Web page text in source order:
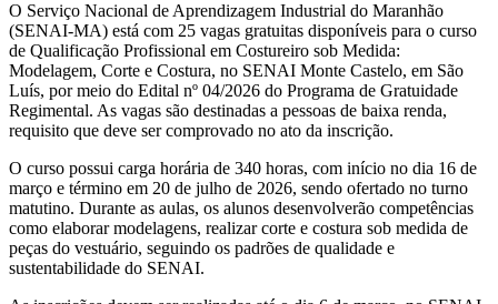
O Serviço Nacional de Aprendizagem Industrial do Maranhão
(SENAI-MA) está com 25 vagas gratuitas disponíveis para o curso
de Qualificação Profissional em Costureiro sob Medida:
Modelagem, Corte e Costura, no SENAI Monte Castelo, em São
Luís, por meio do Edital nº 04/2026 do Programa de Gratuidade
Regimental. As vagas são destinadas a pessoas de baixa renda,
requisito que deve ser comprovado no ato da inscrição.
O curso possui carga horária de 340 horas, com início no dia 16 de
março e término em 20 de julho de 2026, sendo ofertado no turno
matutino. Durante as aulas, os alunos desenvolverão competências
como elaborar modelagens, realizar corte e costura sob medida de
peças do vestuário, seguindo os padrões de qualidade e
sustentabilidade do SENAI.